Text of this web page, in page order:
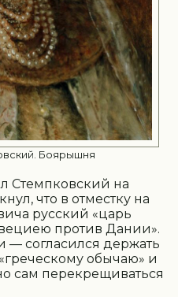
Боярышня
Стемпковский на
что в отместку на
русский «царь
против Дании».
— согласился держать
обычаю» и
сам перекрещиваться